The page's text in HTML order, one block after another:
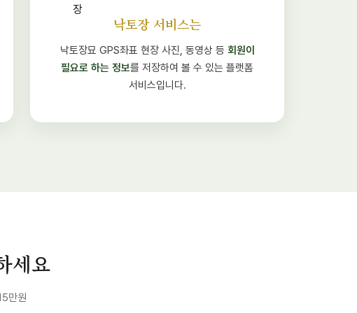
낙토장 서비스는
낙토장묘 GPS좌표 현장 사진, 동영상 등 회원이
필요로 하는 정보를 저장하여 볼 수 있는 플랫폼
서비스입니다.
세요
만원